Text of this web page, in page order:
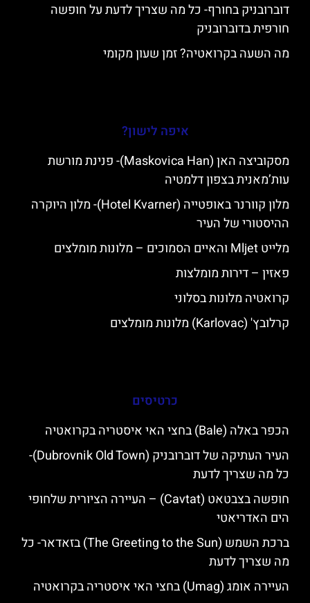
דוברובניק בחורף- כל מה שצריך לדעת על חופשה
חורפית בדוברובניק
מה השעה בקרואטיה? זמן שעון מקומי
איפה לישון?
מסקוביצה האן (Maskovica Han)- פנינת מורשת
עות’מאנית בצפון דלמטיה
מלון קוורנר באופטייה (Hotel Kvarner)- מלון היוקרה
ההיסטורי של העיר
מלייט Mljet והאיים הסמוכים – מלונות מומלצים
פאזין – דירות מומלצות
קרואטיה מלונות בסלוני
קרלובץ' (Karlovac) מלונות מומלצים
כרטיסים
הכפר באלה (Bale) בחצי האי איסטריה בקרואטיה
העיר העתיקה של דוברובניק (Dubrovnik Old Town)-
כל מה שצריך לדעת
חופשה בצבטאט (Cavtat) – העיירה הציורית שלחופי
הים האדריאטי
ברכת השמש (The Greeting to the Sun) בזאדאר- כל
מה שצריך לדעת
העיירה אומג (Umag) בחצי האי איסטריה בקרואטיה